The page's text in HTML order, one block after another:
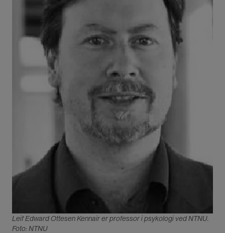
Leif Edward Ottesen Kennair er professor i psykologi ved NTNU.
Foto: NTNU